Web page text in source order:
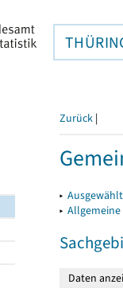
Zurück |
▸
▸